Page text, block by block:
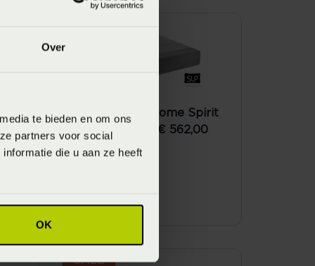
Over
te bieden en om ons
partners voor social
die u aan ze heeft
OK
Matras SLP Home Spirit
Vanaf
€ 562,00
SALE